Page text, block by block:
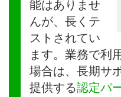
能はありませ
んが、長くテ
ストされてい
ます。業務で利
場合は、長期サ
提供する認定パ